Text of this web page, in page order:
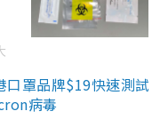
口罩品牌$19快速測試
病毒